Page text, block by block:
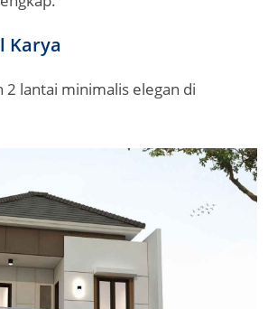
Karya
2 lantai minimalis elegan di